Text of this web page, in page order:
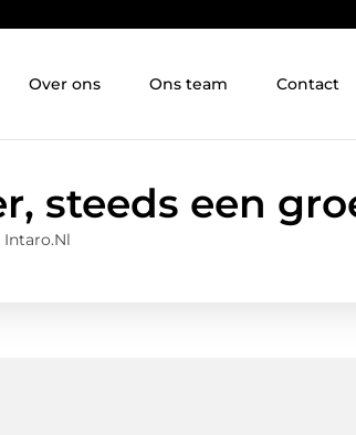
Over ons Ons team Contact
steeds een
Intaro.nl